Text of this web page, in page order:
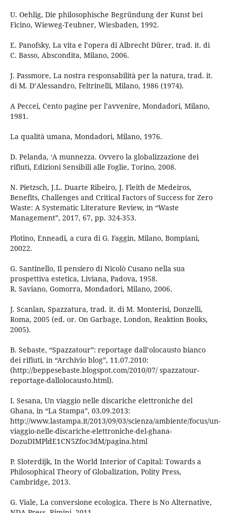
U. Oehlig, Die philosophische Begründung der Kunst bei
Ficino, Wieweg-Teubner, Wiesbaden, 1992.
E. Panofsky, La vita e l’opera di Albrecht Dürer, trad. it. di
C. Basso, Abscondita, Milano, 2006.
J. Passmore, La nostra responsabilità per la natura, trad. it.
di M. D’Alessandro, Feltrinelli, Milano, 1986 (1974).
A Peccei, Cento pagine per l’avvenire, Mondadori, Milano,
1981.
La qualità umana, Mondadori, Milano, 1976.
D. Pelanda, ‘A munnezza. Ovvero la globalizzazione dei
rifiuti, Edizioni Sensibili alle Foglie, Torino, 2008.
N. Pietzsch, J.L. Duarte Ribeiro, J. Fleith de Medeiros,
Benefits, Challenges and Critical Factors of Success for Zero
Waste: A Systematic Literature Review, in “Waste
Management”, 2017, 67, pp. 324-353.
Plotino, Enneadi, a cura di G. Faggin, Milano, Bompiani,
20022.
G. Santinello, Il pensiero di Nicolò Cusano nella sua
prospettiva estetica, Liviana, Padova, 1958.
R. Saviano, Gomorra, Mondadori, Milano, 2006.
J. Scanlan, Spazzatura, trad. it. di M. Monterisi, Donzelli,
Roma, 2005 (ed. or. On Garbage, London, Reaktion Books,
2005).
B. Sebaste, “Spazzatour”: reportage dall’olocausto bianco
dei rifiuti, in “Archivio blog”, 11.07.2010:
(http://beppesebaste.blogspot.com/2010/07/ spazzatour-
reportage-dallolocausto.html).
I. Sesana, Un viaggio nelle discariche elettroniche del
Ghana, in “La Stampa”, 03.09.2013:
http://www.lastampa.it/2013/09/03/scienza/ambiente/focus/un-
viaggio-nelle-discariche-elettroniche-del-ghana-
DozuDIMPldE1CN5Zfoc3dM/pagina.html
P. Sloterdijk, In the World Interior of Capital: Towards a
Philosophical Theory of Globalization, Polity Press,
Cambridge, 2013.
G. Viale, La conversione ecologica. There is No Alternative,